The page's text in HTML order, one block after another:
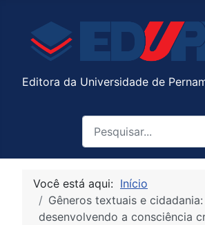
Editora da Universidade de
Você está aqui: Início
Gêneros textuais e cidadania:
desenvolvendo a consciência